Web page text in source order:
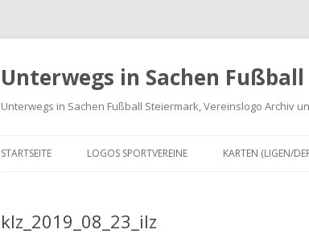
Unterwegs in Sachen
Unterwegs in Sachen Fußball Steiermark, Vereinslogo Archiv
STARTSEITE LOGOS SPORTVEREINE
LOGOS BUNDESLIGA UND ZWEITE
KARTEN (LIGEN/
klz_2019_08_23_ilz